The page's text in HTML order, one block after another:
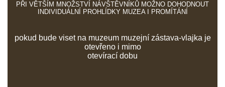
PŘI VĚTŠÍM MNOŽSTVÍ NÁVŠTĚVNÍKŮ MOŽNO DOHODNOUT
INDIVIDUÁLNÍ PROHLÍDKY MUZEA I PROMÍTÁNÍ
pokud bude viset na muzeum muzejní zástava-vlajka je
otevřeno i mimo
otevírací dobu